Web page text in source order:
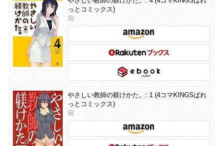
っとコミックス)
宙
やさしい教師の躾けかた。: 1 (4コマKINGSぱれ
っとコミックス)
宙